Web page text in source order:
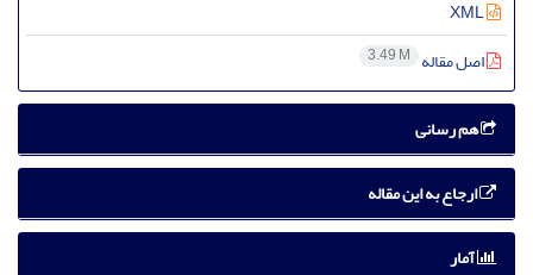
اصل مقاله 3.49 M
هم رسانی
ارجاع به این مقاله
آمار